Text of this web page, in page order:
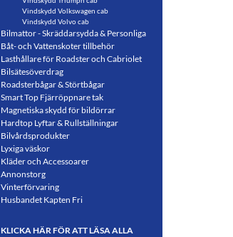
Vindskydd Volkswagen cab
Vindskydd Volvo cab
Bilmattor - Skräddarsydda & Personliga
Båt- och Vattenskoter tillbehör
Lasthållare för Roadster och Cabriolet
Bilsätesöverdrag
Roadsterbågar & Störtbågar
Smart Top Fjärröppnare tak
Magnetiska skydd för bildörrar
Hardtop Lyftar & Rullställningar
Bilvårdsprodukter
Lyxiga väskor
Kläder och Accessoarer
Annonstorg
Vinterförvaring
Husbandet Kapten Fri
KLICKA HÄR FÖR ATT LÄSA ALLA